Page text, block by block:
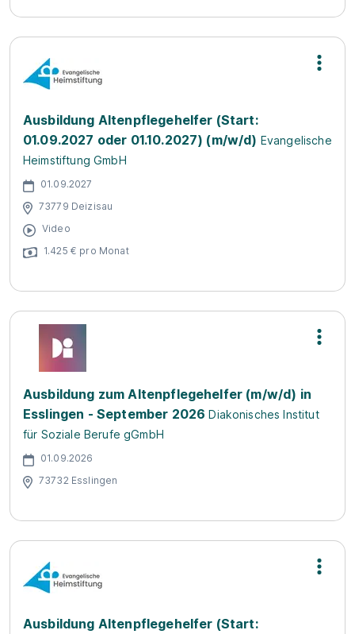
Ausbildung Altenpflegehelfer (Start:
01.09.2027 oder 01.10.2027) (m/w/d) Evangelische
Heimstiftung GmbH
01.09.2027
73779 Deizisau
Video
1.425 € pro Monat
Ausbildung zum Altenpflegehelfer (m/w/d) in
Esslingen - September 2026 Diakonisches Institut
für Soziale Berufe gGmbH
01.09.2026
73732 Esslingen
Ausbildung Altenpflegehelfer (Start: